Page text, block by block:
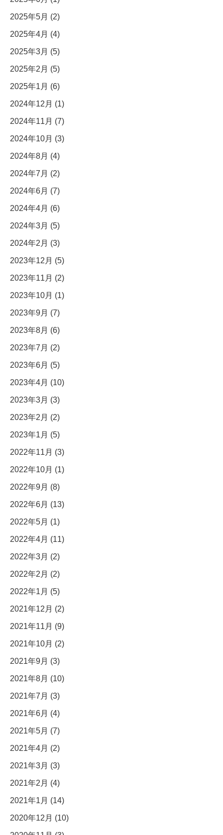
2025年5月 (2)
2025年4月 (4)
2025年3月 (5)
2025年2月 (5)
2025年1月 (6)
2024年12月 (1)
2024年11月 (7)
2024年10月 (3)
2024年8月 (4)
2024年7月 (2)
2024年6月 (7)
2024年4月 (6)
2024年3月 (5)
2024年2月 (3)
2023年12月 (5)
2023年11月 (2)
2023年10月 (1)
2023年9月 (7)
2023年8月 (6)
2023年7月 (2)
2023年6月 (5)
2023年4月 (10)
2023年3月 (3)
2023年2月 (2)
2023年1月 (5)
2022年11月 (3)
2022年10月 (1)
2022年9月 (8)
2022年6月 (13)
2022年5月 (1)
2022年4月 (11)
2022年3月 (2)
2022年2月 (2)
2022年1月 (5)
2021年12月 (2)
2021年11月 (9)
2021年10月 (2)
2021年9月 (3)
2021年8月 (10)
2021年7月 (3)
2021年6月 (4)
2021年5月 (7)
2021年4月 (2)
2021年3月 (3)
2021年2月 (4)
2021年1月 (14)
2020年12月 (10)